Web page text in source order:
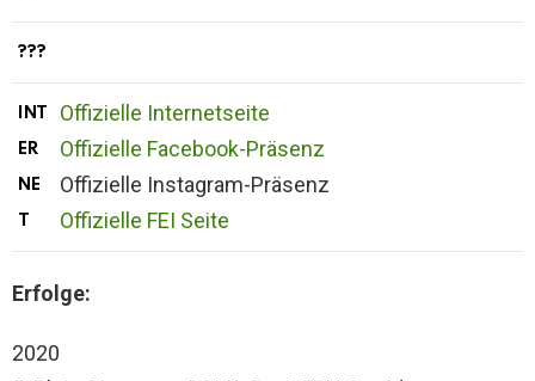
???
INT
ER
NE
Offizielle Internetseite
Offizielle Facebook-Präsenz
Offizielle Instagram-Präsenz
Offizielle FEI Seite
Erfolge:
2020